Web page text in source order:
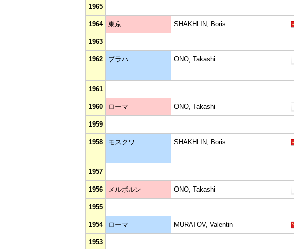
1965
1964 東京 SHAKHLIN, Boris
1963
1962 プラハ ONO, Takashi
1961
1960 ローマ ONO, Takashi
1959
1958 モスクワ SHAKHLIN, Boris
1957
1956 メルボルン ONO, Takashi
1955
1954 ローマ MURATOV, Valentin
1953